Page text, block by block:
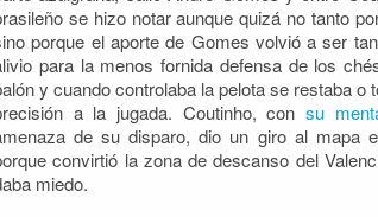
se hizo notar aunque quizá no tanto
porque el aporte de Gomes volvió a ser
para la menos fornida defensa de los
y cuando controlaba la pelota se restaba o
a la jugada. Coutinho, consu
de su disparo, dio un giro al mapa
convirtió la zona de descanso del
miedo.